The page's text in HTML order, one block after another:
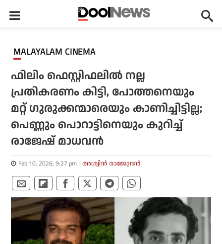
MALAYALAM CINEMA
ഫിലിം ഫെസ്റ്റിഫലില്‍ നല്ല
പ്രതികരണം കിട്ടി, പോത്തനെയും
മറ്റ് ഗുരുക്കന്മാരെയും കാണിച്ചിട്ടില്ല;
പെണ്ണും പൊറാട്ടിനെയും കുറിച്ച്
രാജേഷ് മാധവന്‍
Feb 10, 2026, 9:27 pm അശ്വിന്‍ രാജേന്ദ്രന്‍